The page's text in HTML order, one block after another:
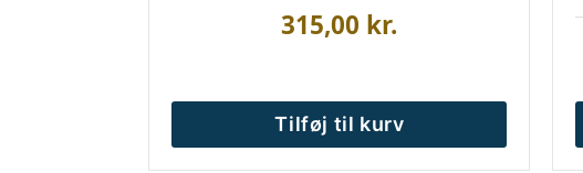
315,00 kr.
Tilføj til kurv